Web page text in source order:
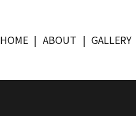
HOME ABOUT GALLERY